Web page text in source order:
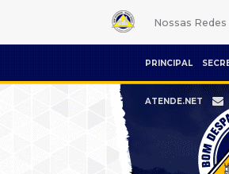
Nossas Redes
PRINCIPAL
ATENDE.NET